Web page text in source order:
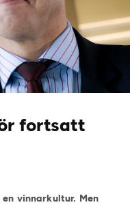
fortsatt
vinnarkultur. Men